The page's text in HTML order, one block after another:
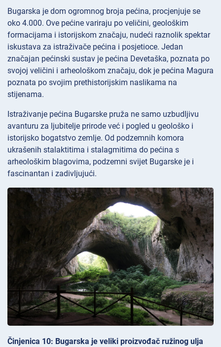
Bugarska je dom ogromnog broja pećina, procjenjuje se
oko 4.000. Ove pećine variraju po veličini, geološkim
formacijama i istorijskom značaju, nudeći raznolik spektar
iskustava za istraživače pećina i posjetioce. Jedan
značajan pećinski sustav je pećina Devetaška, poznata po
svojoj veličini i arheološkom značaju, dok je pećina Magura
poznata po svojim prethistorijskim naslikama na
stijenama.
Istraživanje pećina Bugarske pruža ne samo uzbudljivu
avanturu za ljubitelje prirode već i pogled u geološko i
istorijsko bogatstvo zemlje. Od podzemnih komora
ukrašenih stalaktitima i stalagmitima do pećina s
arheološkim blagovima, podzemni svijet Bugarske je i
fascinantan i zadivljujući.
Činjenica 10: Bugarska je veliki proizvođač ružinog ulja